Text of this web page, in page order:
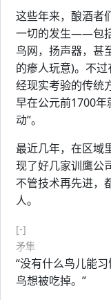
这些年来，酿酒者
一切的发生——包
鸟网，扬声器，甚
的瘆人玩意)。不
经现实考验的传统
早在公元前1700年
动”。
最近几年，在区域
现了好几家训鹰公
不管技术再先进，
人。
[-]
矛隼
“没有什么鸟儿能
鸟想被吃掉。”